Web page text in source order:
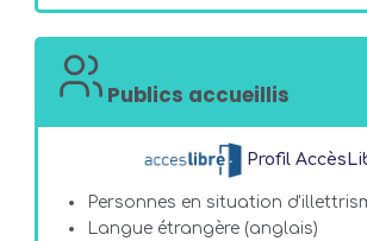
Publics accueillis
Profil
Personnes en situation
Langue étrangère (anglais)